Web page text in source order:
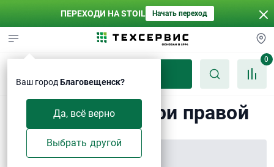
ПЕРЕХОДИ НА STOIL Начать переход
Ваш город Благовещенск?
Да, всё верно
Выбрать другой
0
Уплотнение двери правой